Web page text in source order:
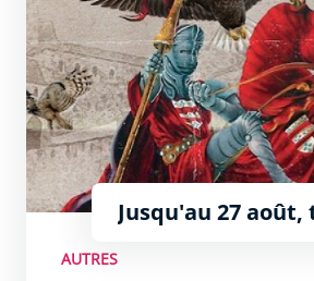
Jusqu'au 27 août,
AUTRES